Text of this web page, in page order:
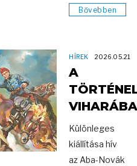
Bővebben
HÍREK 2026.05.21
A
Különleges
kiállítása hív
az Aba-Novák